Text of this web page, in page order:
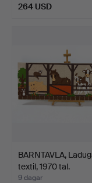
264 USD
BARNTAVLA,
textil, 1970 tal.
9 dagar